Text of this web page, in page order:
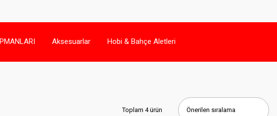
Aksesuarlar Hobi & Bahçe Aletleri
Toplam 4 ürün